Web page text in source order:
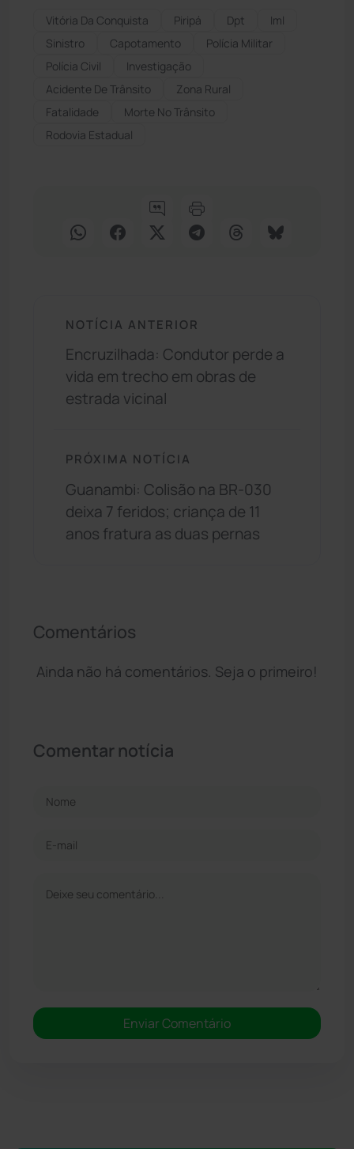
Vitória Da Conquista Piripá Dpt
Iml
Sinistro
Capotamento
Polícia Militar
Polícia Civil
Investigação
Acidente De Trânsito
Zona Rural
Fatalidade
Morte No Trânsito
Rodovia Estadual
NOTÍCIA ANTERIOR
Encruzilhada: Condutor perde a
vida em trecho em obras de
estrada vicinal
PRÓXIMA NOTÍCIA
Guanambi: Colisão na BR-030
deixa 7 feridos; criança de 11
anos fratura as duas pernas
Comentários
Ainda não há comentários. Seja o primeiro!
Comentar notícia